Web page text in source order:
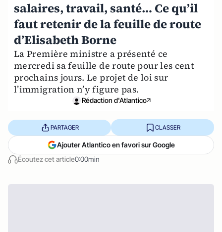
salaires, travail, santé… Ce qu’il
faut retenir de la feuille de route
d’Elisabeth Borne
La Première ministre a présenté ce
mercredi sa feuille de route pour les cent
prochains jours. Le projet de loi sur
l’immigration n’y figure pas.
Rédaction d'Atlantico
Écoutez cet article0:00min
PARTAGER CLASSER
Ajouter Atlantico en favori sur Google